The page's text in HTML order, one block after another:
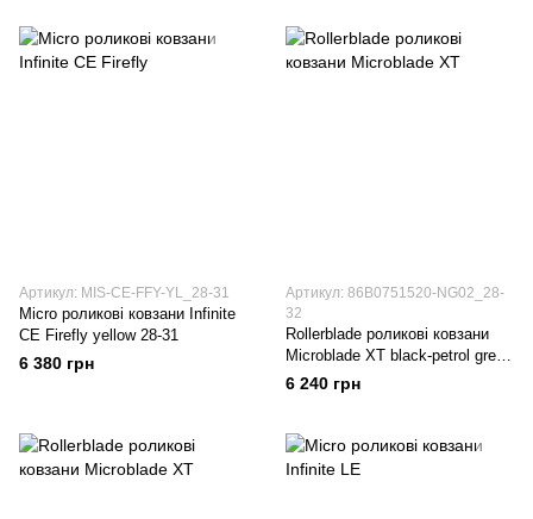
Артикул: MIS-CE-FFY-YL_28-31
Micro роликові ковзани Infinite
CE Firefly yellow 28-31
6 380 грн
Артикул: 86B0751520-NG02_28-
32
Rollerblade роликові ковзани
Microblade XT black-petrol green
28-32
6 240 грн